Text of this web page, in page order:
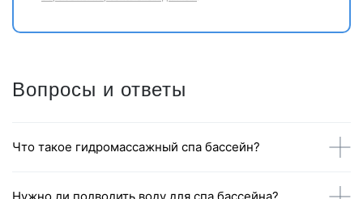
Вопросы и ответы
Что такое гидромассажный спа бассейн?
Нужно ли подводить воду для спа бассейна?